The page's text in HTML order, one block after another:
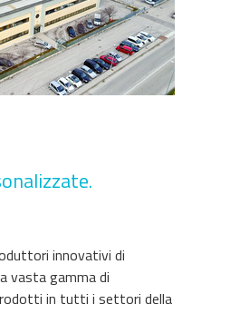
innovativi di
vasta gamma di
in tutti i settori della